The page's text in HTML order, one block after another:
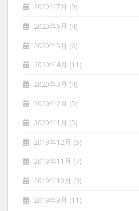
2020年7月 (9)
2020年6月 (4)
2020年5月 (6)
2020年4月 (11)
2020年3月 (4)
2020年2月 (5)
2020年1月 (5)
2019年12月 (5)
2019年11月 (7)
2019年10月 (9)
2019年9月 (11)